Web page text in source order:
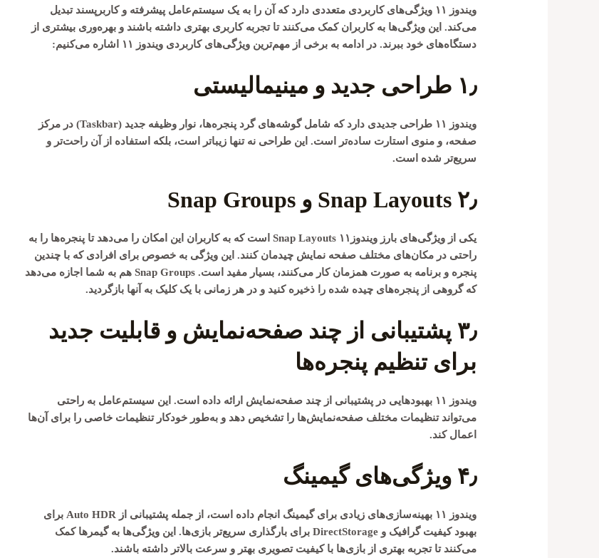
ویندوز ۱۱ ویژگی‌های کاربردی متعددی دارد که آن را به یک سیستم‌عامل پیشرفته و کاربرپسند تبدیل
می‌کند. این ویژگی‌ها به کاربران کمک می‌کنند تا تجربه کاربری بهتری داشته باشند و بهره‌وری بیشتری از
دستگاه‌های خود ببرند. در ادامه به برخی از مهم‌ترین ویژگی‌های کاربردی ویندوز ۱۱ اشاره می‌کنیم:
۱٫ طراحی جدید و مینیمالیستی
ویندوز ۱۱ طراحی جدیدی دارد که شامل گوشه‌های گرد پنجره‌ها، نوار وظیفه جدید (Taskbar) در مرکز
صفحه، و منوی استارت ساده‌تر است. این طراحی نه تنها زیباتر است، بلکه استفاده از آن راحت‌تر و
سریع‌تر شده است.
۲٫ Snap Layouts و Snap Groups
یکی از ویژگی‌های بارز ویندوز۱۱ Snap Layouts است که به کاربران این امکان را می‌دهد تا پنجره‌ها را به
راحتی در مکان‌های مختلف صفحه نمایش چیدمان کنند. این ویژگی به خصوص برای افرادی که با چندین
پنجره و برنامه به صورت همزمان کار می‌کنند، بسیار مفید است.Snap Groups هم به شما اجازه می‌دهد
که گروهی از پنجره‌های چیده شده را ذخیره کنید و در هر زمانی با یک کلیک به آنها بازگردید.
۳٫ پشتیبانی از چند صفحه‌نمایش و قابلیت جدید
برای تنظیم پنجره‌ها
ویندوز ۱۱ بهبودهایی در پشتیبانی از چند صفحه‌نمایش ارائه داده است. این سیستم‌عامل به راحتی
می‌تواند تنظیمات مختلف صفحه‌نمایش‌ها را تشخیص دهد و به‌طور خودکار تنظیمات خاصی را برای آن‌ها
اعمال کند.
۴٫ ویژگی‌های گیمینگ
ویندوز ۱۱ بهینه‌سازی‌های زیادی برای گیمینگ انجام داده است، از جمله پشتیبانی از Auto HDR برای
بهبود کیفیت گرافیک وDirectStorage برای بارگذاری سریع‌تر بازی‌ها. این ویژگی‌ها به گیمرها کمک
می‌کنند تا تجربه بهتری از بازی‌ها با کیفیت تصویری بهتر و سرعت بالاتر داشته باشند.